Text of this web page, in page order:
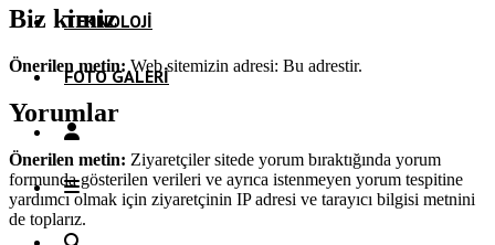
TEKNOLOJI
FOTO GALERI
Biz kimiz
Önerilen metin: Web sitemizin adresi: Bu adrestir.
Yorumlar
Önerilen metin: Ziyaretçiler sitede yorum bıraktığında yorum
formunda gösterilen verileri ve ayrıca istenmeyen yorum tespitine
yardımcı olmak için ziyaretçinin IP adresi ve tarayıcı bilgisi metnini
de toplarız.